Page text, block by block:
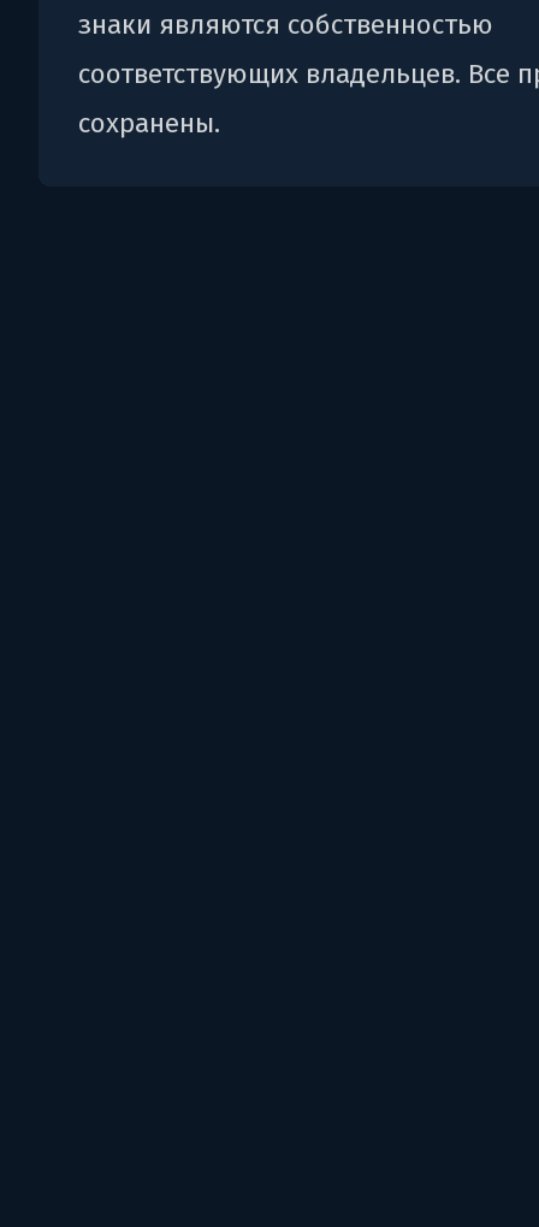
знаки являются собственностью
соответствующих владельцев. Все
сохранены.